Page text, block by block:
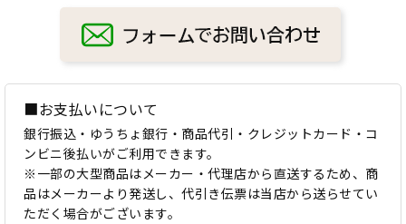
■お支払いについて
銀行振込・ゆうちょ銀行・商品代引・クレジットカード・コ
ンビニ後払いがご利用できます。
※一部の大型商品はメーカー・代理店から直送するため、商
品はメーカーより発送し、代引き伝票は当店から送らせてい
ただく場合がございます。